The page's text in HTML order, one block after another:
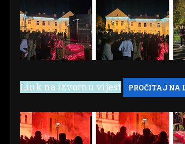
Link na izvornu vijest